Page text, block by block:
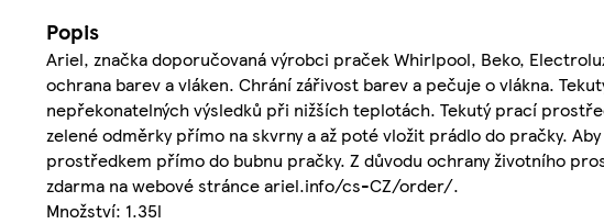
Popis
Ariel, značka doporučovaná výrobci praček Whirlpool, Beko,
ochrana barev a vláken. Chrání zářivost barev a pečuje o vlákna.
nepřekonatelných výsledků při nižších teplotách. Tekutý prací
zelené odměrky přímo na skvrny a až poté vložit prádlo do pračky.
prostředkem přímo do bubnu pračky. Z důvodu ochrany životního
zdarma na webové stránce ariel.info/cs-CZ/order/.
Množství: 1.35l